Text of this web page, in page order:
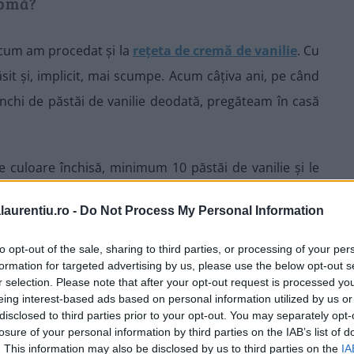
- Do Not Process My Personal Information
opt-out of the sale, sharing to third parties, or processing of your
for targeted advertising by us, please use the below opt-out
selection. Please note that after your opt-out request is processed
interest-based ads based on personal information utilized by us
to third parties prior to your opt-out. You may separately
of your personal information by third parties on the IAB’s list of
This information may also be disclosed by us to third parties on the
am procedat și la rețeta de cremă de vanilie. Cu
și, implicit, mai scumpe. Acum câțiva ani, pe când
de păstăi de vanilie deodată, pregăteam în casă
culoare închisă, minimum 10 păstăi de vanilie și le
o agitam din când în când. După două luni, aveam
Un astfel de extract poate fi folosit cu succes
estepasta de vanilie pură. Cu un click pe